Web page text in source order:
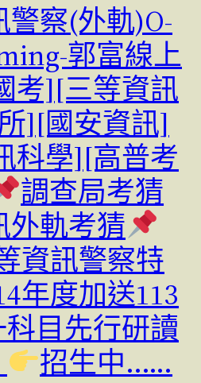
警察(外軌)O-
郭富線上
考][三等資訊
][國安資訊]
科學][高普考
調查局考猜
外軌考猜
資訊警察特
年度加送113
目先行研讀
招生中..….